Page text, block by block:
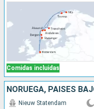
Comidas incluidas
NORUEGA, PAISES
Nieuw Statendam